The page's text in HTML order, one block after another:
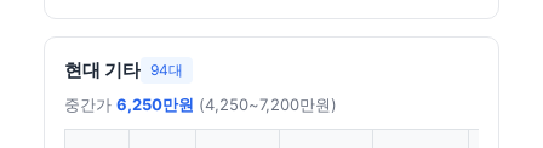
현대 기타 94대
중간가 6,250만원 (4,250~7,200만원)